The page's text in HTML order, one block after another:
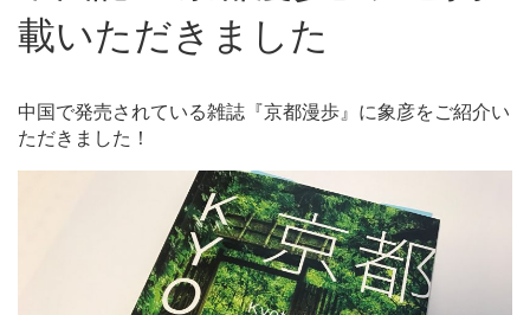
載いただきました
中国で発売されている雑誌『京都漫歩』に象彦をご紹介い
ただきました！